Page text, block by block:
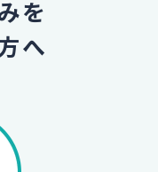
を
へ